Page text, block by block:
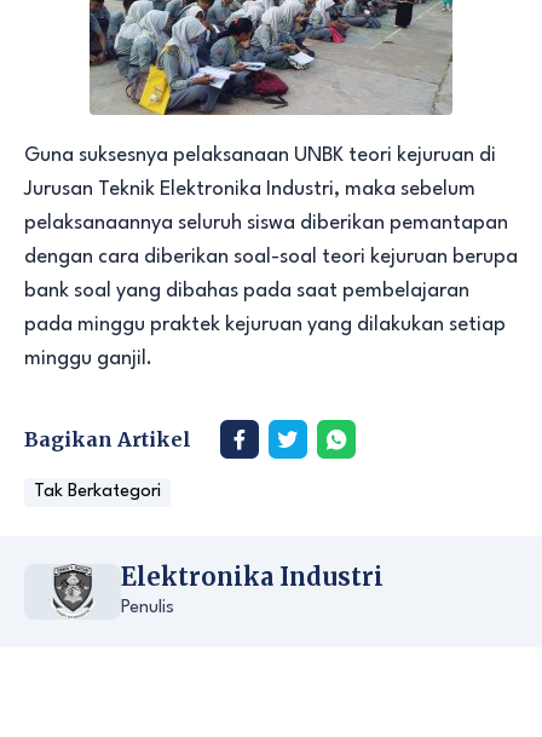
Guna suksesnya pelaksanaan UNBK teori kejuruan di
Jurusan Teknik Elektronika Industri, maka sebelum
pelaksanaannya seluruh siswa diberikan pemantapan
dengan cara diberikan soal-soal teori kejuruan berupa
bank soal yang dibahas pada saat pembelajaran
pada minggu praktek kejuruan yang dilakukan setiap
minggu ganjil.
Bagikan Artikel
Tak Berkategori
Elektronika Industri
Penulis